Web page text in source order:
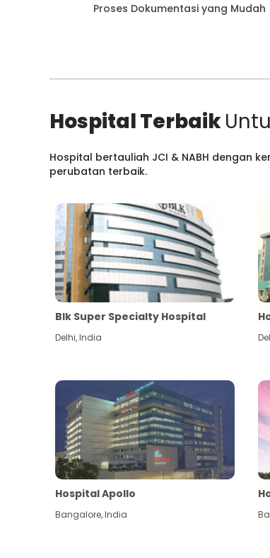
Proses Dokumentasi yang Mudah
Hospital Terbaik
Hospital bertauliah JCI & NABH dengan
perubatan terbaik.
Blk Super Specialty Hospital
Delhi,India
Hospital Apollo
Bangalore,India